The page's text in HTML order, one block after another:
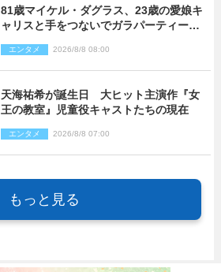
81歳マイケル・ダグラス、23歳の愛娘キ
ャリスと手をつないでガラパーティーに
エンタメ 2026/8/8 08:00
天海祐希が誕生日 大ヒット主演作『女
王の教室』児童役キャストたちの現在
エンタメ 2026/8/8 07:00
もっと見る